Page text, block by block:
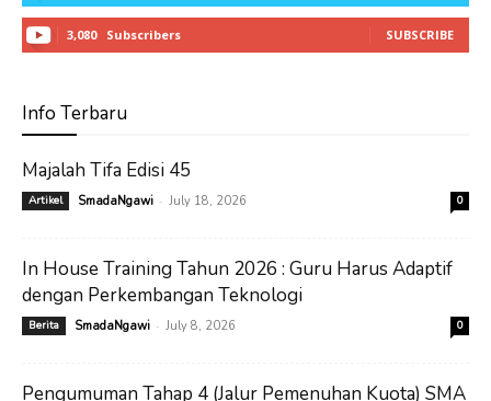
3,080 Subscribers SUBSCRIBE
Info Terbaru
Majalah Tifa Edisi 45
Artikel SmadaNgawi - July 18, 2026 0
In House Training Tahun 2026 : Guru Harus Adaptif
dengan Perkembangan Teknologi
Berita SmadaNgawi - July 8, 2026 0
Pengumuman Tahap 4 (Jalur Pemenuhan Kuota) SMA